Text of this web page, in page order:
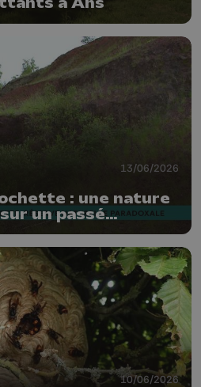
13/06/2026
: une nature
un passé
10/06/2026